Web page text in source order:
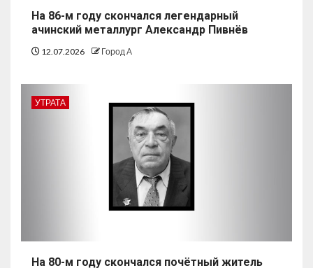
На 86-м году скончался легендарный
ачинский металлург Александр Пивнёв
12.07.2026 Город А
УТРАТА
На 80-м году скончался почётный житель